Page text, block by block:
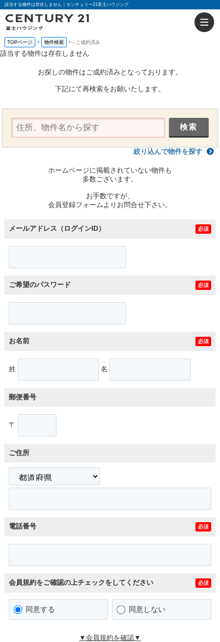
該当する物件は存在しません｜センチュリー21富士ハウジング
TOPページ 物件検索 - ご成約済み
該当する物件は存在しません
お探しの物件はご成約済みとなっております。
下記にて再検索をお願いたします。
絞り込んで物件を探す
ホームページに掲載されていない物件も
多数ございます。
お手数ですが、
会員登録フォームよりお問合せ下さい。
メールアドレス（ログインID） 必須
ご希望のパスワード 必須
お名前 必須
姓 名
郵便番号
〒
ご住所
電話番号 必須
会員規約をご確認の上チェックをしてください 必須
同意する 同意しない
▼会員規約を確認▼